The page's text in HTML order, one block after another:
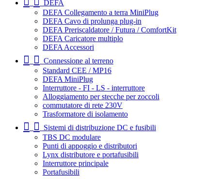
DEFA
DEFA Collegamento a terra MiniPlug
DEFA Cavo di prolunga plug-in
DEFA Preriscaldatore / Futura / ComfortKit
DEFA Caricatore multiplo
DEFA Accessori
Connessione al terreno
Standard CEE / MP16
DEFA MiniPlug
Interruttore - FI - LS - interruttore
Alloggiamento per stecche per zoccoli
commutatore di rete 230V
Trasformatore di isolamento
Sistemi di distribuzione DC e fusibili
TBS DC modulare
Punti di appoggio e distributori
Lynx distributore e portafusibili
Interruttore principale
Portafusibili